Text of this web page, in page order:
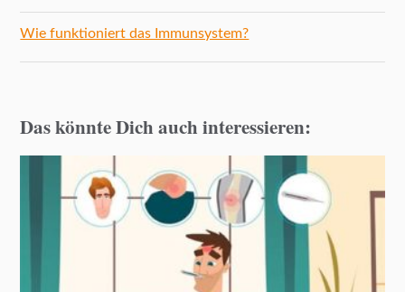
Wie funktioniert das Immunsystem?
Das könnte Dich auch interessieren: